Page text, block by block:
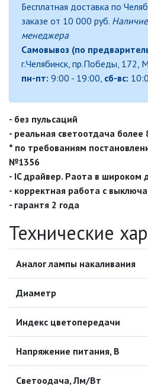
Бесплатная доставка по
заказе от 10 000 руб.
менеджера
Самовывоз (по
г.Челябинск, пр.Победы, 172,
пн-пт: 9:00 - 19:00, сб-вс:
- без пульсаций
- реальная светоотдача
* по требованиям
№1356
- IC драйвер. Раота в широком
- корректная работа с
- гарантя 2 года
Технические
Аналог лампы накаливания
Диаметр
Индекс цветопередачи
Напряжение питания, В
Светоодача, Лм/Вт